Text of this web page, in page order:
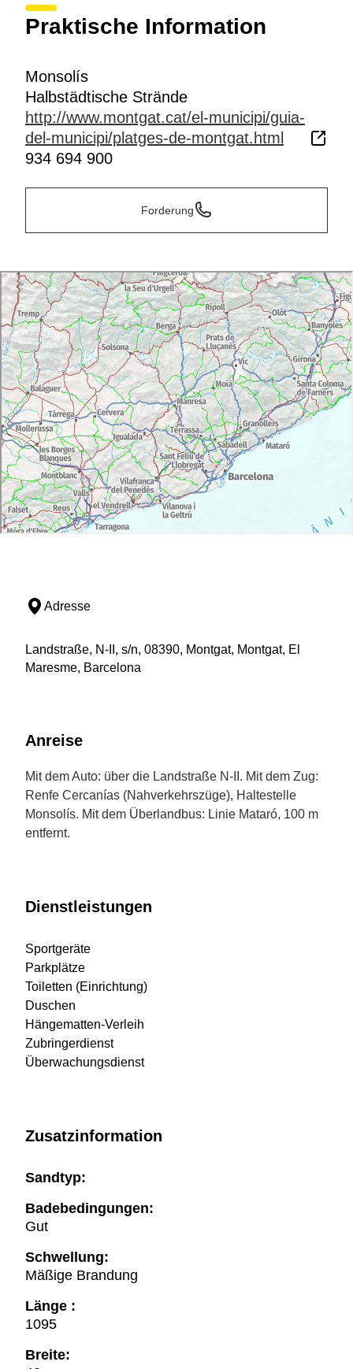
Praktische Information
Monsolís
Halbstädtische Strände
http://www.montgat.cat/el-municipi/guia-
del-municipi/platges-de-montgat.html
934 694 900
Forderung
Adresse
Landstraße, N-II, s/n, 08390, Montgat, Montgat, El
Maresme, Barcelona
Anreise
Mit dem Auto: über die Landstraße N-II. Mit dem Zug:
Renfe Cercanías (Nahverkehrszüge), Haltestelle
Monsolís. Mit dem Überlandbus: Linie Mataró, 100 m
entfernt.
Dienstleistungen
Sportgeräte
Parkplätze
Toiletten (Einrichtung)
Duschen
Hängematten-Verleih
Zubringerdienst
Überwachungsdienst
Zusatzinformation
Sandtyp:
Badebedingungen:
Gut
Schwellung:
Mäßige Brandung
Länge :
1095
Breite: